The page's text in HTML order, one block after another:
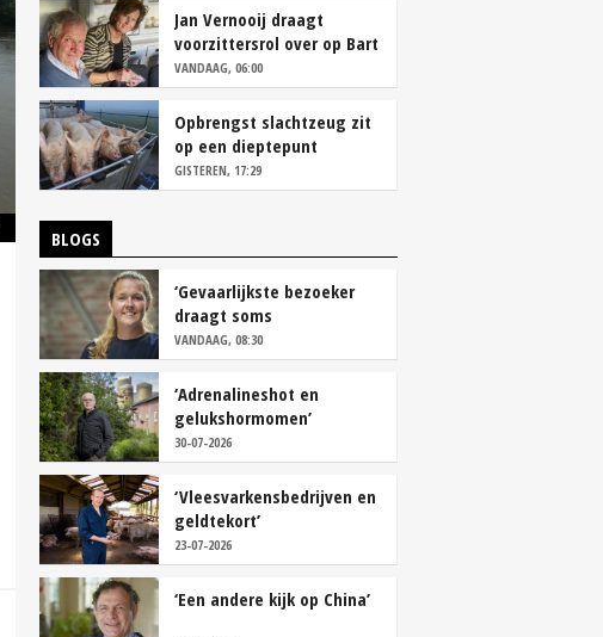
Jan Vernooij draagt
voorzittersrol over op Bart
Camps
VANDAAG, 06:00
Opbrengst slachtzeug zit
op een dieptepunt
GISTEREN, 17:29
BLOGS
‘Gevaarlijkste bezoeker
draagt soms
overschoenen’
VANDAAG, 08:30
‘Adrenalineshot en
gelukshormomen’
30-07-2026
‘Vleesvarkensbedrijven en
geldtekort’
23-07-2026
‘Een andere kijk op China’